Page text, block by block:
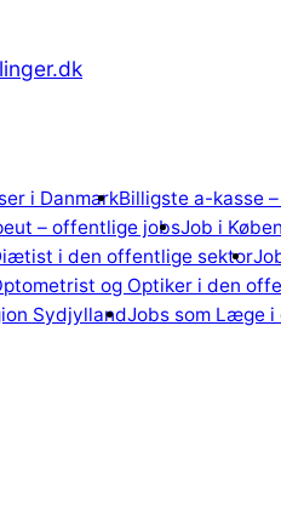
i DanmarkBilligste a-kasse
– offentlige jobsJob i
i den offentlige sektor
og Optiker i den
SydjyllandJobs som Læge